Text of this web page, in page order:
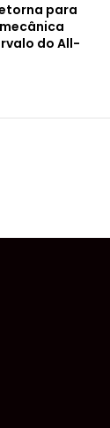
para
do All-